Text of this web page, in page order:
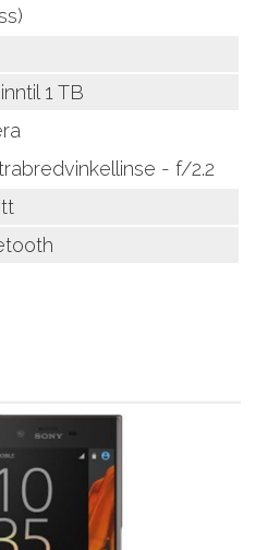
1 TB
- f/2.2